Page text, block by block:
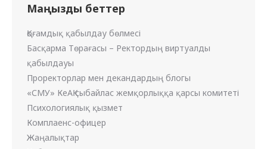
Маңызды беттер
Қоғамдық қабылдау бөлмесі
Басқарма Төрағасы – Ректордың виртуалды
қабылдауы
Проректорлар мен декандардың блогы
«СМУ» КеАҚ сыбайлас жемқорлыққа қарсы комитеті
Психологиялық қызмет
Комплаенс-офицер
Жаңалықтар